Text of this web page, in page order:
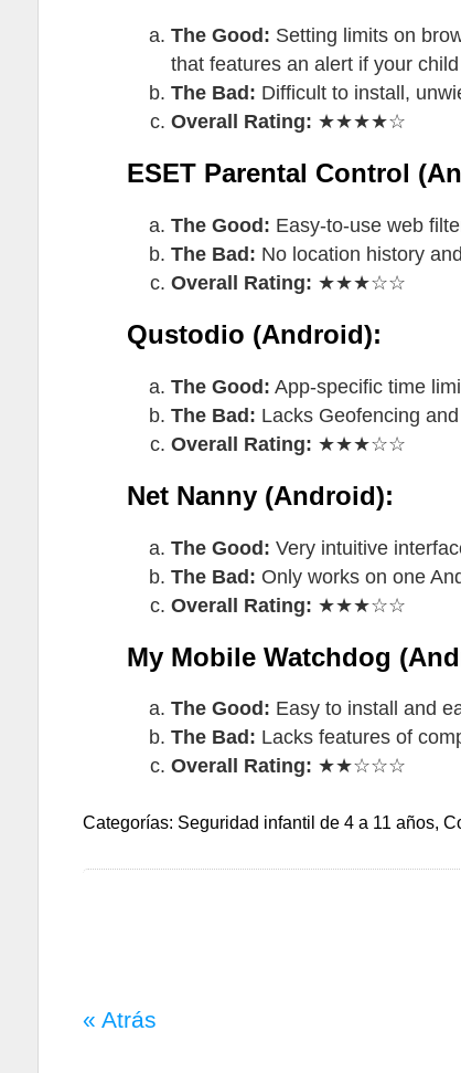
The Good: Setting limits on
that features an alert if your
The Bad: Difficult to install,
Overall Rating: ★★★★☆
ESET Parental Control
The Good: Easy-to-use web
The Bad: No location history
Overall Rating: ★★★☆☆
Qustodio (Android):
The Good: App-specific time
The Bad: Lacks Geofencing
Overall Rating: ★★★☆☆
Net Nanny (Android):
The Good: Very intuitive
The Bad: Only works on one
Overall Rating: ★★★☆☆
My Mobile Watchdog
The Good: Easy to install and
The Bad: Lacks features of
Overall Rating: ★★☆☆☆
Categorías: Seguridad infantil de 4 a 11 años,
« Atrás